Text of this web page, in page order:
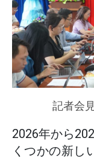
記者会
2026年から
くつかの新し